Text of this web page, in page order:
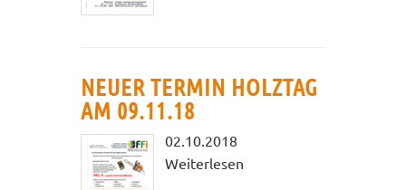
NEUER TERMIN HOLZTAG
AM 09.11.18
02.10.2018
Weiterlesen